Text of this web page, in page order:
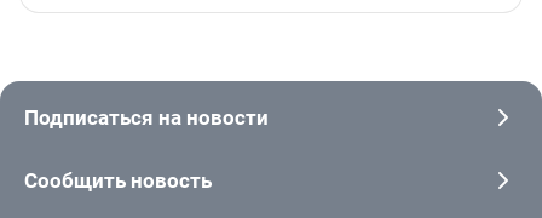
Подписаться на новости
Сообщить новость